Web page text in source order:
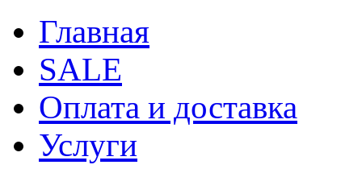
Главная
SALE
Оплата и доставка
Услуги